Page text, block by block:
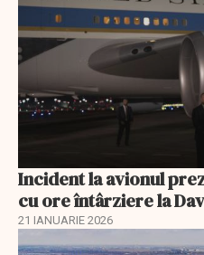
Incident la avionul
cu ore întârziere la
21 IANUARIE 2026
EXCLUSIV